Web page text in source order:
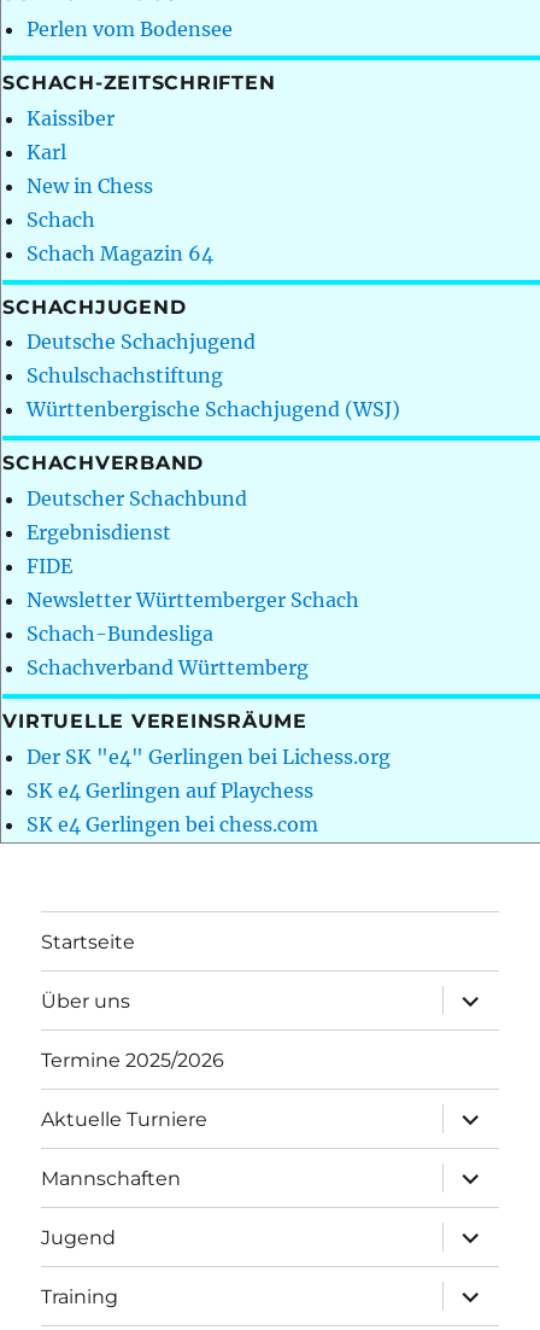
Perlen vom Bodensee
SCHACH-ZEITSCHRIFTEN
Kaissiber
Karl
New in Chess
Schach
Schach Magazin 64
SCHACHJUGEND
Deutsche Schachjugend
Schulschachstiftung
Württenbergische Schachjugend (WSJ)
SCHACHVERBAND
Deutscher Schachbund
Ergebnisdienst
FIDE
Newsletter Württemberger Schach
Schach-Bundesliga
Schachverband Württemberg
VIRTUELLE VEREINSRÄUME
Der SK "e4" Gerlingen bei Lichess.org
SK e4 Gerlingen auf Playchess
SK e4 Gerlingen bei chess.com
Startseite
Über uns
öffnen
Termine 2025/2026
Aktuelle Turniere
öffnen
Mannschaften
öffnen
Jugend
öffnen
Training
öffnen